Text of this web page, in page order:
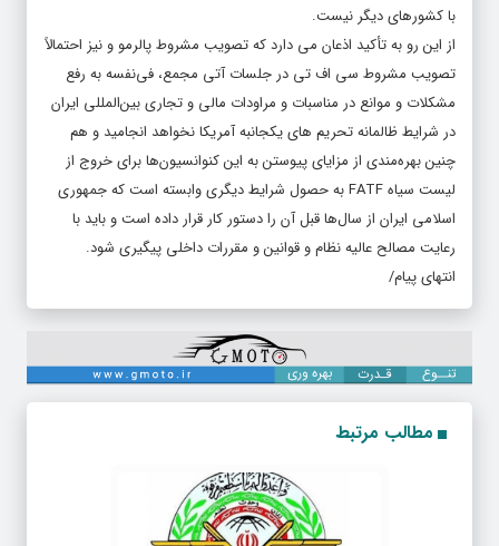
با کشورهای دیگر نیست.
از این رو به تأکید اذعان می دارد که تصویب مشروط پالرمو و نیز احتمالاً
تصویب مشروط سی اف تی در جلسات آتی مجمع، فی‌نفسه به رفع
مشکلات و موانع در مناسبات و مراودات مالی و تجاری بین‌المللی ایران
در شرایط ظالمانه تحریم های یکجانبه آمریکا نخواهد انجامید و هم
چنین بهره‌مندی از مزایای پیوستن به این کنوانسیون‌ها برای خروج از
لیست سیاه FATF به حصول شرایط دیگری وابسته است که جمهوری
اسلامی ایران از سال‌ها قبل آن را دستور کار قرار داده است و باید با
رعایت مصالح عالیه نظام و قوانین و مقررات داخلی پیگیری شود.
انتهای پیام/
مطالب مرتبط